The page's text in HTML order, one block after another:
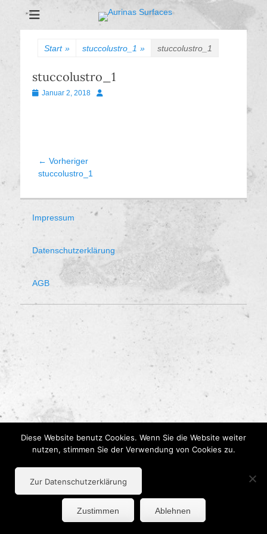
Aurinas Surfaces
Oberflächen Manufaktur
Start » stuccolustro_1 » stuccolustro_1
stuccolustro_1
Veröffentlicht
Januar 2, 2018 Autor
Beitragsnavigation
← Vorheriger
Vorheriger
stuccolustro_1
Impressum
Datenschutzerklärung
AGB
Diese Website benutz Cookies. Wenn Sie die Website weiter
nutzen, stimmen Sie der Verwendung von Cookies zu.
Zur Datenschutzerklärung
Zustimmen Ablehnen